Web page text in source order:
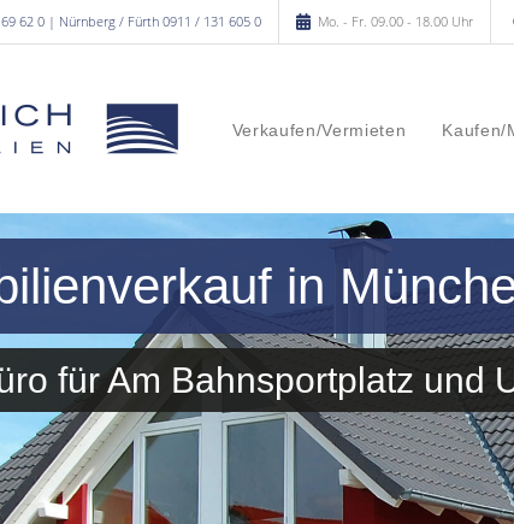
62 0 | Nürnberg / Fürth 0911 / 131 605 0 Mo. - Fr. 09.00 - 18.00 Uhr
Verkaufen/Vermieten Kaufen/
in
für Am Bahnsportplatz und